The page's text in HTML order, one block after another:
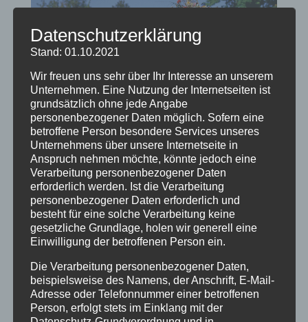
vonHausPartale|Sep. 12, 2016|
Viehscheid Oberstdorfam 13.09.2016 ist wieder
Viehscheid in Oberstdorf – ein buntes Treiben,
gekränzte Kühe und tönende Glocken – die
Viehscheide werden bei uns im Allgäu noch
traditionell gefeiert. Wir empfehlen unseren
Gästen unbedingt mal einen Viehscheid...
« Ältere Einträge
Datenschutzerklärung
Stand: 01.10.2021
Wir freuen uns sehr über Ihr Interesse an unserem
Unternehmen. Eine Nutzung der Internetseiten ist
grundsätzlich ohne jede Angabe
personenbezogener Daten möglich. Sofern eine
betroffene Person besondere Services unseres
Unternehmens über unsere Internetseite in
Anspruch nehmen möchte, könnte jedoch eine
Verarbeitung personenbezogener Daten
erforderlich werden. Ist die Verarbeitung
personenbezogener Daten erforderlich und
besteht für eine solche Verarbeitung keine
gesetzliche Grundlage, holen wir generell eine
Einwilligung der betroffenen Person ein.
Die Verarbeitung personenbezogener Daten,
beispielsweise des Namens, der Anschrift, E-Mail-
Adresse oder Telefonnummer einer betroffenen
Person, erfolgt stets im Einklang mit der